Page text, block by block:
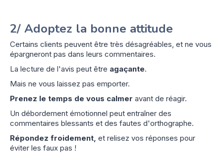
2/ Adoptez la bonne attitude
Certains clients peuvent être très désagréables, et ne vous
épargneront pas dans leurs commentaires.
La lecture de l'avis peut être agaçante.
Mais ne vous laissez pas emporter.
Prenez le temps de vous calmer avant de réagir.
Un débordement émotionnel peut entraîner des
commentaires blessants et des fautes d'orthographe.
Répondez froidement, et relisez vos réponses pour
éviter les faux pas !